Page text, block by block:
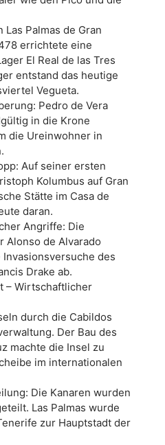
Las Palmas de Gran
errichtete eine
El Real de las Tres
entstand das heutige
Vegueta.
Pedro de Vera
in die Krone
die Ureinwohner in
Auf seiner ersten
Kolumbus auf Gran
Stätte im Casa de
daran.
Angriffe: Die
Alonso de Alvarado
des
Drake ab.
– Wirtschaftlicher
durch die Cabildos
Der Bau des
machte die Insel zu
im internationalen
Die Kanaren wurden
Las Palmas wurde
zur Hauptstadt der